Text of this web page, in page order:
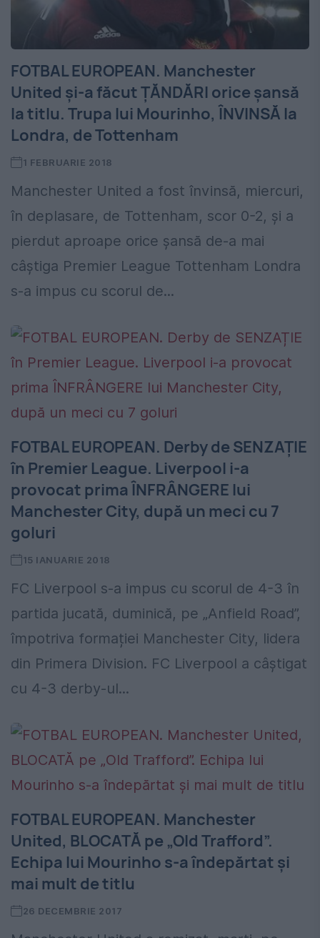
FOTBAL EUROPEAN. Manchester
United și-a făcut ȚĂNDĂRI orice șansă
la titlu. Trupa lui Mourinho, ÎNVINSĂ la
Londra, de Tottenham
1 FEBRUARIE 2018
Manchester United a fost învinsă, miercuri,
în deplasare, de Tottenham, scor 0-2, și a
pierdut aproape orice șansă de-a mai
câștiga Premier League Tottenham Londra
s-a impus cu scorul de...
FOTBAL EUROPEAN. Derby de SENZAȚIE
în Premier League. Liverpool i-a
provocat prima ÎNFRÂNGERE lui
Manchester City, după un meci cu 7
goluri
15 IANUARIE 2018
FC Liverpool s-a impus cu scorul de 4-3 în
partida jucată, duminică, pe „Anfield Road”,
împotriva formației Manchester City, lidera
din Primera Division. FC Liverpool a câștigat
cu 4-3 derby-ul...
FOTBAL EUROPEAN. Manchester
United, BLOCATĂ pe „Old Trafford”.
Echipa lui Mourinho s-a îndepărtat și
mai mult de titlu
26 DECEMBRIE 2017